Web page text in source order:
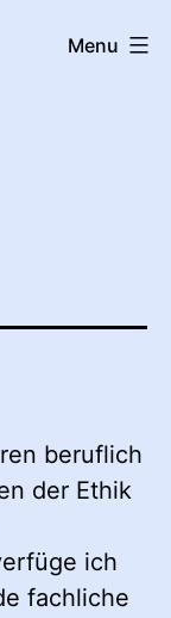
Menu
beruflich
der Ethik
ich
fachliche